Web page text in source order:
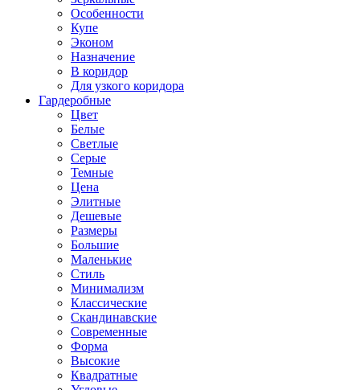
Особенности
Купе
Эконом
Назначение
В коридор
Для узкого коридора
Гардеробные
Цвет
Белые
Светлые
Серые
Темные
Цена
Элитные
Дешевые
Размеры
Большие
Маленькие
Стиль
Минимализм
Классические
Скандинавские
Современные
Форма
Высокие
Квадратные